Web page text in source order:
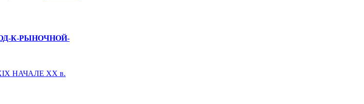
К-РЫНОЧНОЙ-
НАЧАЛЕ XX в.